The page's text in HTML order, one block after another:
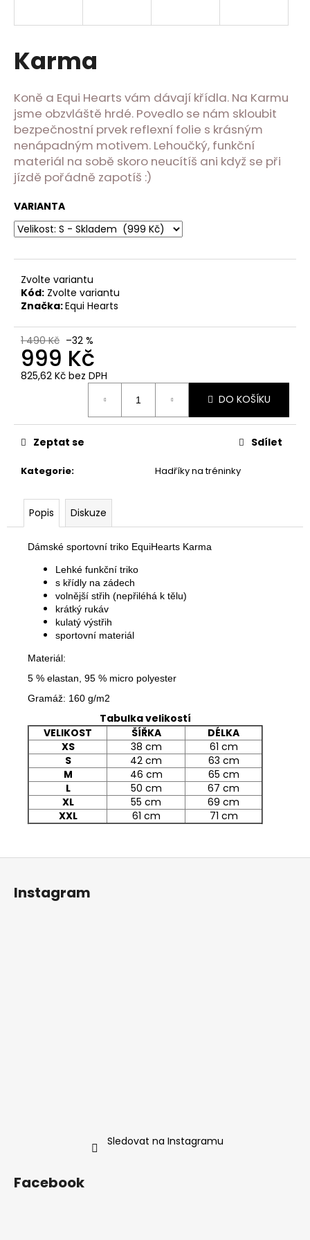
Karma
Koně a Equi Hearts vám dávají křídla. Na Karmu
jsme obzvláště hrdé. Povedlo se nám skloubit
bezpečnostní prvek reflexní folie s krásným
nenápadným motivem. Lehoučký, funkční
materiál na sobě skoro neucítíš ani když se při
jízdě pořádně zapotíš :)
VARIANTA
Zvolte variantu
Kód: Zvolte variantu
Značka:Equi Hearts
1 490 Kč –32 %
999 Kč
825,62 Kč bez DPH
DO KOŠÍKU
Kategorie: Hadříky na tréninky
Zeptat se Sdílet
Popis Diskuze
Dámské sportovní triko EquiHearts Karma
Lehké funkční triko
s křídly na zádech
volnější střih (nepřiléhá k tělu)
krátký rukáv
kulatý výstřih
sportovní materiál
Materiál:
5 % elastan, 95 % micro polyester
Gramáž: 160 g/m2
Tabulka velikostí
VELIKOST
ŠÍŘKA
DÉLKA
XS
38 cm
61 cm
S
42 cm
63 cm
M
46 cm
65 cm
L
50 cm
67 cm
XL
55 cm
69 cm
XXL
61 cm 71 cm
í
t
?
HLEDAT
D
o
u
č
u
m
EMILY
459
Z
Instagram
Sledovat na Instagramu
Facebook